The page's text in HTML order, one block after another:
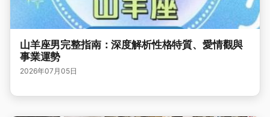
山羊座男完整指南：深度解析性格特質、愛情觀與
事業運勢
2026年07月05日